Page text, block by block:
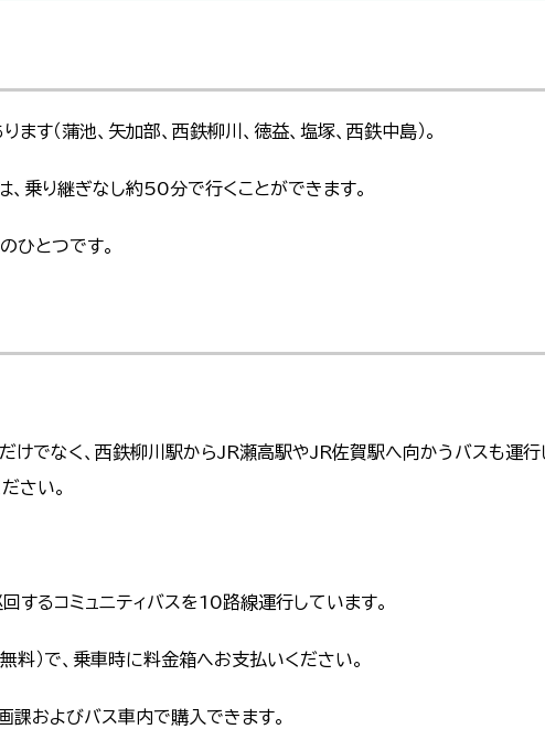
す（蒲池、矢加部、西鉄柳川、徳益、塩塚、西鉄中島）。
、乗り継ぎなし約50分で行くことができます。
ひとつです。
けでなく、西鉄柳川駅からJR瀬高駅やJR佐賀駅へ向かうバスも運行
さい。
するコミュニティバスを10路線運行しています。
）で、乗車時に料金箱へお支払いください。
課およびバス車内で購入できます。